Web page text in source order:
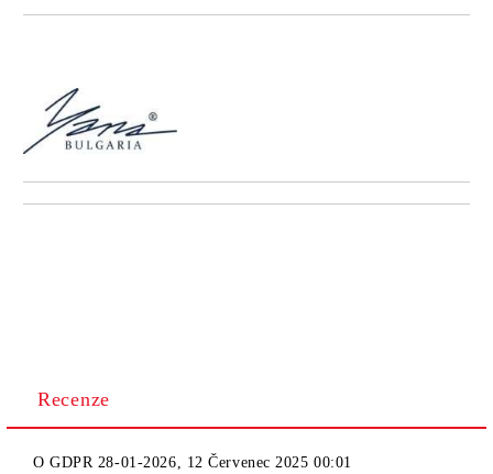
Recenze
OGDPR 28-01-2026, 12 Červenec 2025 00:01